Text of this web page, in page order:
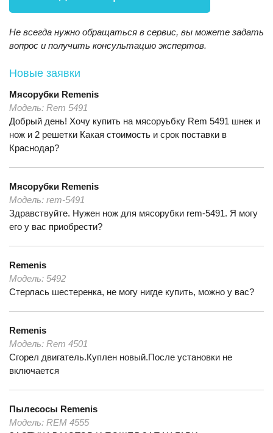
Не всегда нужно обращаться в сервис, вы можете задать
вопрос и получить консультацию экспертов.
Новые заявки
Мясорубки Remenis
Модель: Rem 5491
Добрый день! Хочу купить на мясоруьбку Rem 5491 шнек и
нож и 2 решетки Какая стоимость и срок поставки в
Краснодар?
Мясорубки Remenis
Модель: rem-5491
Здравствуйте. Нужен нож для мясорубки rem-5491. Я могу
его у вас приобрести?
Remenis
Модель: 5492
Стерлась шестеренка, не могу нигде купить, можно у вас?
Remenis
Модель: Rem 4501
Сгорел двигатель.Куплен новый.После установки не
включается
Пылесосы Remenis
Модель: REM 4555